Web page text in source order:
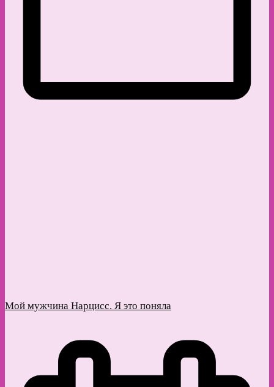
Мой мужчина Нарцисс. Я это поняла